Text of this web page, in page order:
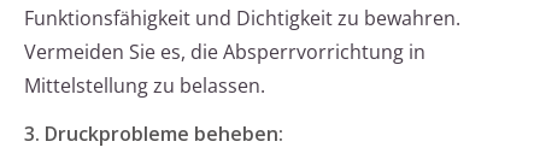
Funktionsfähigkeit und Dichtigkeit zu bewahren.
Vermeiden Sie es, die Absperrvorrichtung in
Mittelstellung zu belassen.
3. Druckprobleme beheben: